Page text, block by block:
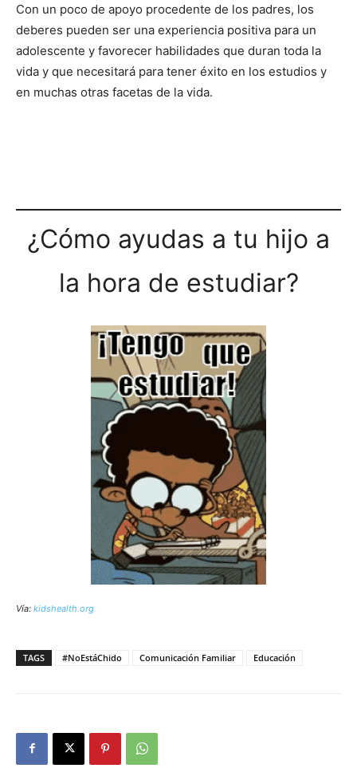
Con un poco de apoyo procedente de los padres, los
deberes pueden ser una experiencia positiva para un
adolescente y favorecer habilidades que duran toda la
vida y que necesitará para tener éxito en los estudios y
en muchas otras facetas de la vida.
¿Cómo ayudas a tu hijo a
la hora de estudiar?
Vía: kidshealth.org
TAGS #NoEstáChido Comunicación Familiar Educación